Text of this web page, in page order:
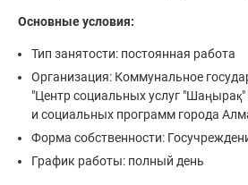
Основные условия:
Тип занятости: постоянная работа
Организация: Коммунальное
"Центр социальных услуг
и социальных программ города
Форма собственности:
График работы: полный день